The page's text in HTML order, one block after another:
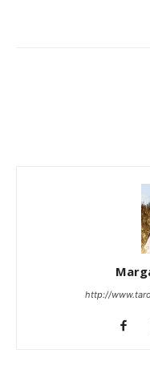
http://